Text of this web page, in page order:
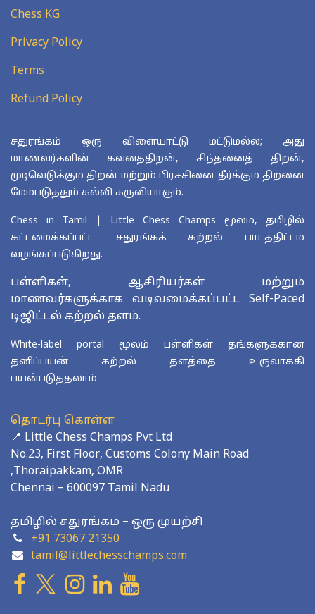
தொடர்பு கொள்ள
📍 Little Chess Champs Pvt Ltd
No.23, First Floor, Customs Colony Main Road
,Thoraipakkam, OMR
Chennai – 600097 Tamil Nadu
தமிழில் சதுரங்கம் – ஒரு முயற்சி
+91 73067 21350
tamil@littlechesschamps.com
Chess KG
Privacy Policy
Terms
Refund Policy
சதுரங்கம் ஒரு விளையாட்டு மட்டுமல்ல; அது
மாணவர்களின் கவனத்திறன், சிந்தனைத் திறன்,
முடிவெடுக்கும் திறன் மற்றும் பிரச்சினை தீர்க்கும் திறனை
மேம்படுத்தும் கல்வி கருவியாகும்.
Chess in Tamil | Little Chess Champs மூலம், தமிழில்
கட்டமைக்கப்பட்ட சதுரங்கக் கற்றல் பாடத்திட்டம்
வழங்கப்படுகிறது.
பள்ளிகள், ஆசிரியர்கள் மற்றும்
மாணவர்களுக்காக வடிவமைக்கப்பட்ட Self-Paced
டிஜிட்டல் கற்றல் தளம்.
White-label portal மூலம் பள்ளிகள் தங்களுக்கான
தனிப்பயன் கற்றல் தளத்தை உருவாக்கி
பயன்படுத்தலாம்.